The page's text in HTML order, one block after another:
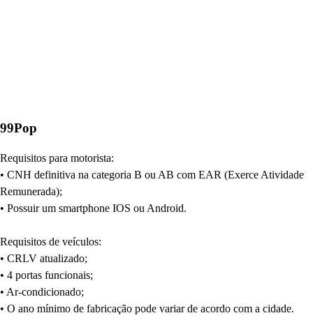
99Pop
Requisitos para motorista:
• CNH definitiva na categoria B ou AB com EAR (Exerce Atividade
Remunerada);
• Possuir um smartphone IOS ou Android.
Requisitos de veículos:
• CRLV atualizado;
• 4 portas funcionais;
• Ar-condicionado;
• O ano mínimo de fabricação pode variar de acordo com a cidade.